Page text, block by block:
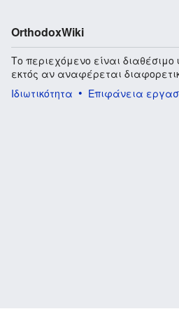
OrthodoxWiki
Το περιεχόμενο είναι διαθέσιμο
εκτός αν αναφέρεται
Ιδιωτικότητα
Επιφάνεια